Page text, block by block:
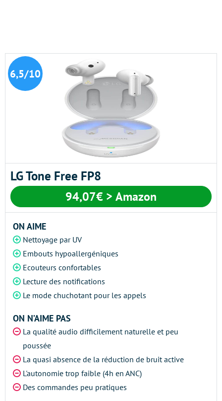
6,5/10
LG Tone Free FP8
94,07€ > Amazon
ON AIME
Nettoyage par UV
Embouts hypoallergéniques
Ecouteurs confortables
Lecture des notifications
Le mode chuchotant pour les appels
ON N’AIME PAS
La qualité audio difficilement naturelle et peu
poussée
La quasi absence de la réduction de bruit active
L'autonomie trop faible (4h en ANC)
Des commandes peu pratiques